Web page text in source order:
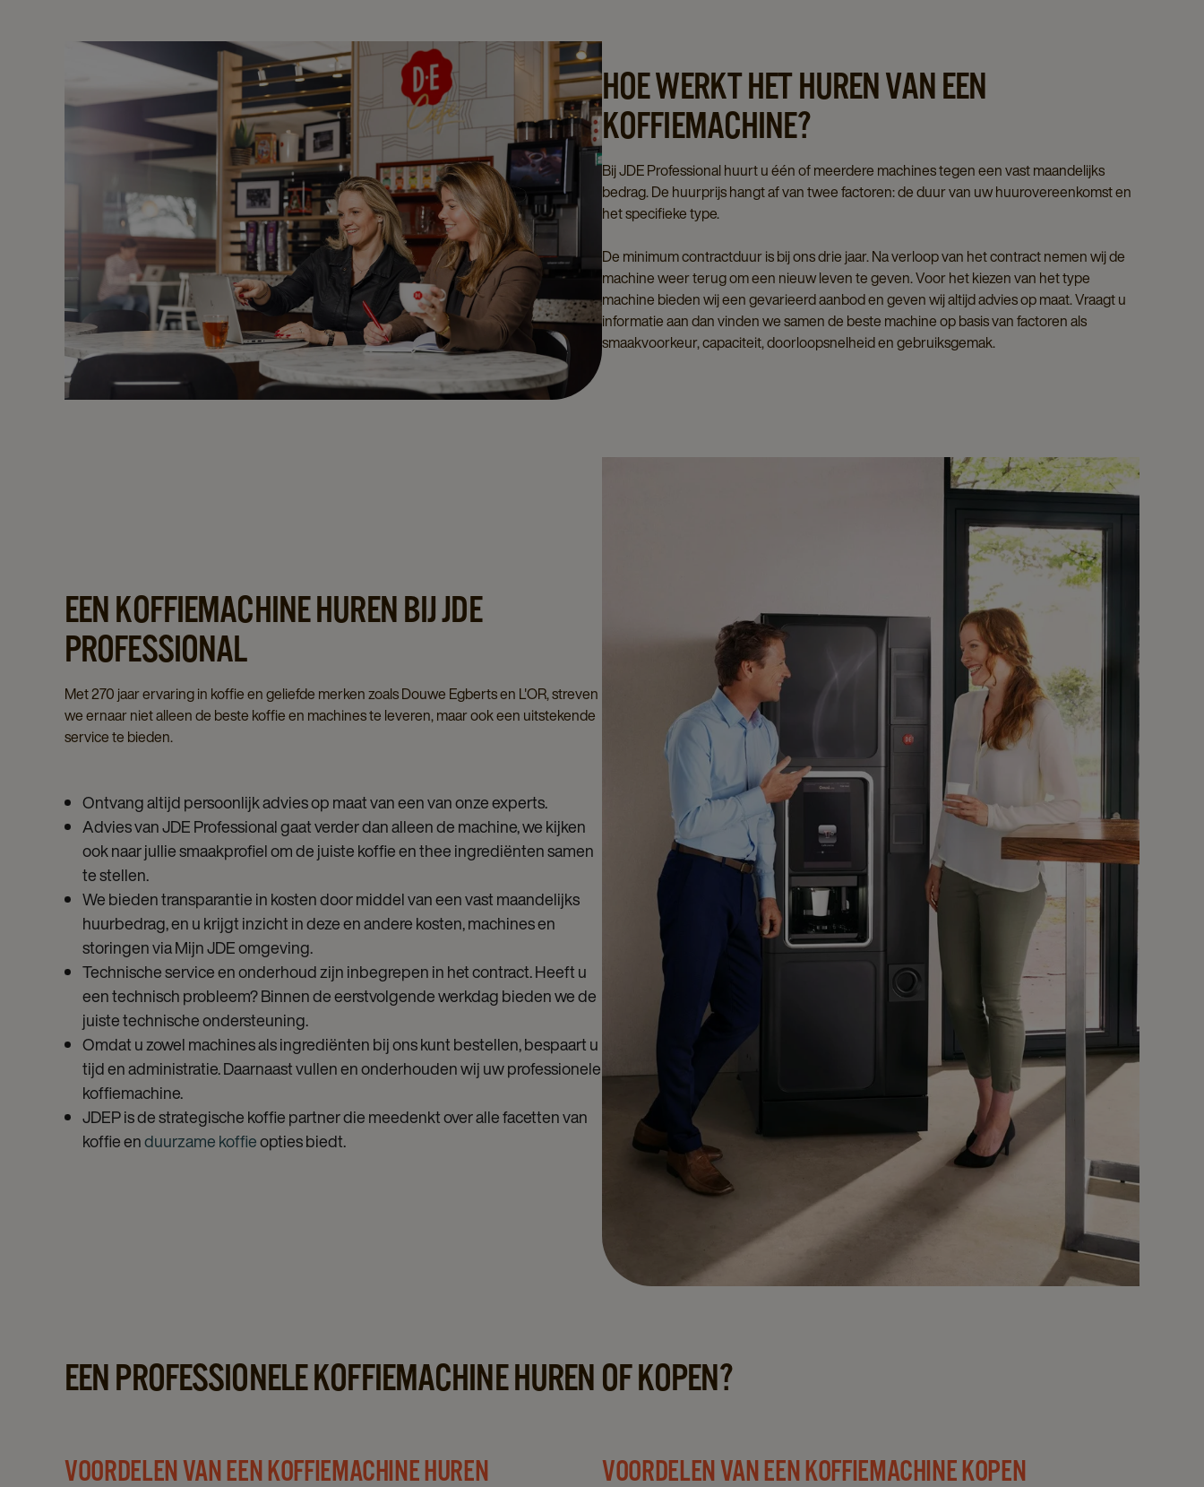
HOE WERKT HET HUREN VAN EEN
KOFFIEMACHINE?
Bij JDE Professional huurt u één of meerdere machines tegen een vast maandelijks
bedrag. De huurprijs hangt af van twee factoren: de duur van uw huurovereenkomst en
het specifieke type.
De minimum contractduur is bij ons drie jaar. Na verloop van het contract nemen wij de
machine weer terug om een nieuw leven te geven. Voor het kiezen van het type
machine bieden wij een gevarieerd aanbod en geven wij altijd advies op maat. Vraagt u
informatie aan dan vinden we samen de beste machine op basis van factoren als
smaakvoorkeur, capaciteit, doorloopsnelheid en gebruiksgemak.
EEN KOFFIEMACHINE HUREN BIJ JDE
PROFESSIONAL
Met 270 jaar ervaring in koffie en geliefde merken zoals Douwe Egberts en L'OR, streven
we ernaar niet alleen de beste koffie en machines te leveren, maar ook een uitstekende
service te bieden.
Ontvang altijd persoonlijk advies op maat van een van onze experts.
Advies van JDE Professional gaat verder dan alleen de machine, we kijken
ook naar jullie smaakprofiel om de juiste koffie en thee ingrediënten samen
te stellen.
We bieden transparantie in kosten door middel van een vast maandelijks
huurbedrag, en u krijgt inzicht in deze en andere kosten, machines en
storingen via Mijn JDE omgeving.
Technische service en onderhoud zijn inbegrepen in het contract. Heeft u
een technisch probleem? Binnen de eerstvolgende werkdag bieden we de
juiste technische ondersteuning.
Omdat u zowel machines als ingrediënten bij ons kunt bestellen, bespaart u
tijd en administratie. Daarnaast vullen en onderhouden wij uw professionele
koffiemachine.
JDEP is de strategische koffie partner die meedenkt over alle facetten van
koffie enduurzame koffieopties biedt.
EEN PROFESSIONELE KOFFIEMACHINE HUREN OF KOPEN?
VOORDELEN VAN EEN KOFFIEMACHINE HUREN VOORDELEN VAN EEN KOFFIEMACHINE KOPEN